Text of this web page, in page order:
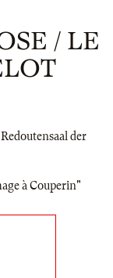
/ LE
der
à Couperin"